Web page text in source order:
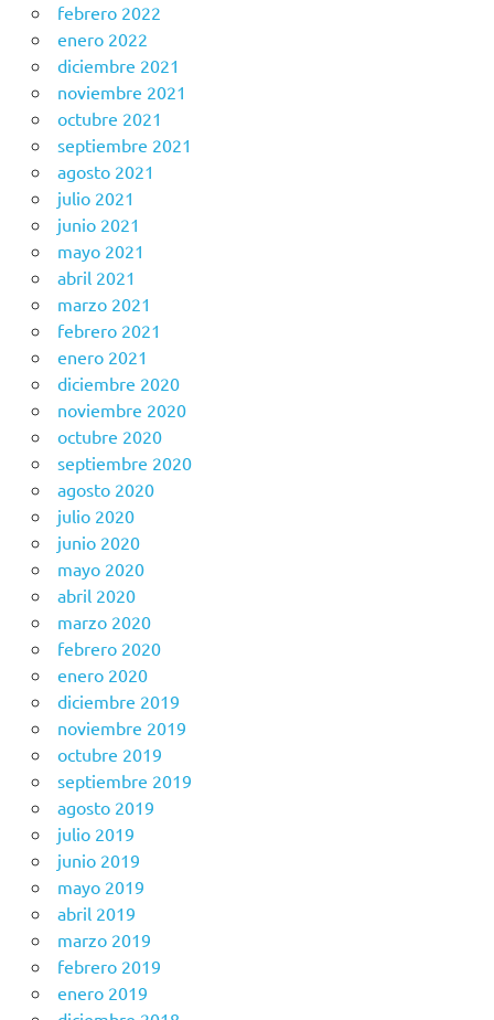
febrero 2022
enero 2022
diciembre 2021
noviembre 2021
octubre 2021
septiembre 2021
agosto 2021
julio 2021
junio 2021
mayo 2021
abril 2021
marzo 2021
febrero 2021
enero 2021
diciembre 2020
noviembre 2020
octubre 2020
septiembre 2020
agosto 2020
julio 2020
junio 2020
mayo 2020
abril 2020
marzo 2020
febrero 2020
enero 2020
diciembre 2019
noviembre 2019
octubre 2019
septiembre 2019
agosto 2019
julio 2019
junio 2019
mayo 2019
abril 2019
marzo 2019
febrero 2019
enero 2019